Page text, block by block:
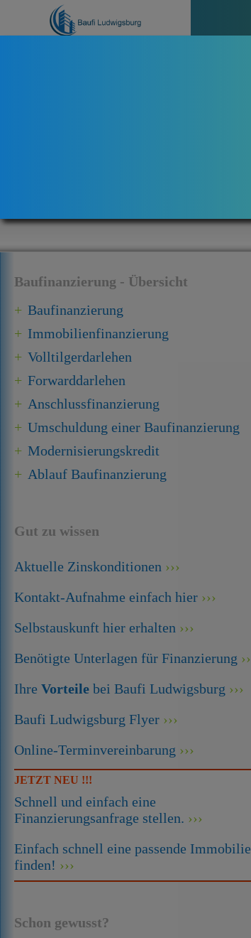
Baufinanzierung - Übersicht
Baufinanzierung
Immobilien­finanzierung
Volltilgerdarlehen
Forward­darlehen
Anschluss­finanzierung
Umschuldung einer Baufinanzierung
Modernisierungskredit
Ablauf Baufinanzierung
Gut zu wissen
Aktuelle Zinskonditionen
Kontakt-Aufnahme einfach hier
Selbstauskunft hier erhalten
Benötigte Unterlagen für Finanzierung
Ihre Vorteile bei Baufi Ludwigsburg
Baufi Ludwigsburg Flyer
Online-Terminvereinbarung
JETZT NEU !!!
Schnell und einfach eine
Finanzierungsanfrage stellen.
Einfach schnell eine passende Immobilie
finden!
Schon gewusst?